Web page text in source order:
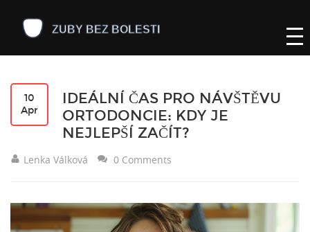
10
Apr
IDEÁLNÍ ČAS PRO NÁVŠTĚVU
ORTODONCIE: KDY JE
NEJLEPŠÍ ZAČÍT?
Lenka Válková 0 Comments